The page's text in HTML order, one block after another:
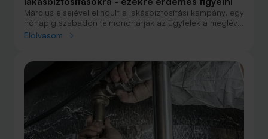
Március elsejével elindult a lakásbiztosítási kampány, egy
hónapig szabadon felmondhatják az ügyfelek a meglévő
szerződésüket és kedvezőbbet köthetnek. Ahhoz
Elolvasom